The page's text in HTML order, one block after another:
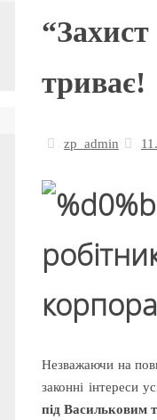
триває!
zp_admin
Незважаючи на
законні інтереси
під Васильковим